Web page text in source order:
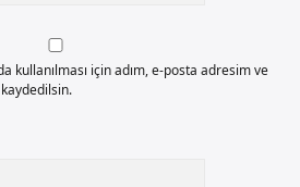
kullanılması için adım, e-posta adresim ve